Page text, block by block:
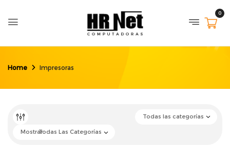
0
Home Impresoras
Todas las categorías
MostrarTodas Las Categorías